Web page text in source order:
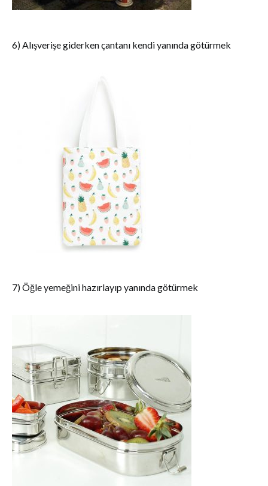
6) Alışverişe giderken çantanı kendi yanında götürmek
7) Öğle yemeğini hazırlayıp yanında götürmek